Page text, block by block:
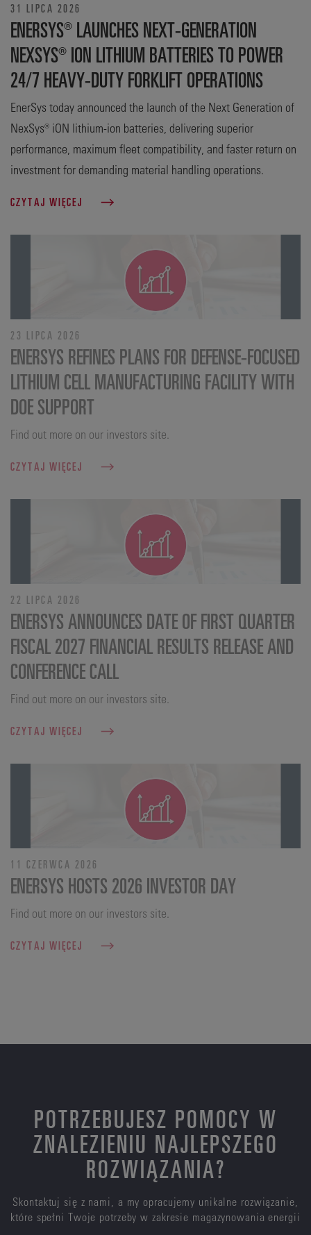
31 LIPCA 2026
ENERSYS® LAUNCHES NEXT-GENERATION
NEXSYS® ION LITHIUM BATTERIES TO POWER
24/7 HEAVY-DUTY FORKLIFT OPERATIONS
EnerSys today announced the launch of the Next Generation of
NexSys® iON lithium-ion batteries, delivering superior
performance, maximum fleet compatibility, and faster return on
investment for demanding material handling operations.
CZYTAJ WIĘCEJ
23 LIPCA 2026
ENERSYS REFINES PLANS FOR DEFENSE‑FOCUSED
LITHIUM CELL MANUFACTURING FACILITY WITH
DOE SUPPORT
Find out more on our investors site.
CZYTAJ WIĘCEJ
22 LIPCA 2026
ENERSYS ANNOUNCES DATE OF FIRST QUARTER
FISCAL 2027 FINANCIAL RESULTS RELEASE AND
CONFERENCE CALL
Find out more on our investors site.
CZYTAJ WIĘCEJ
11 CZERWCA 2026
ENERSYS HOSTS 2026 INVESTOR DAY
Find out more on our investors site.
CZYTAJ WIĘCEJ
POTRZEBUJESZ POMOCY W
ZNALEZIENIU NAJLEPSZEGO
ROZWIĄZANIA?
Skontaktuj się z nami, a my opracujemy unikalne rozwiązanie,
które spełni Twoje potrzeby w zakresie magazynowania energii